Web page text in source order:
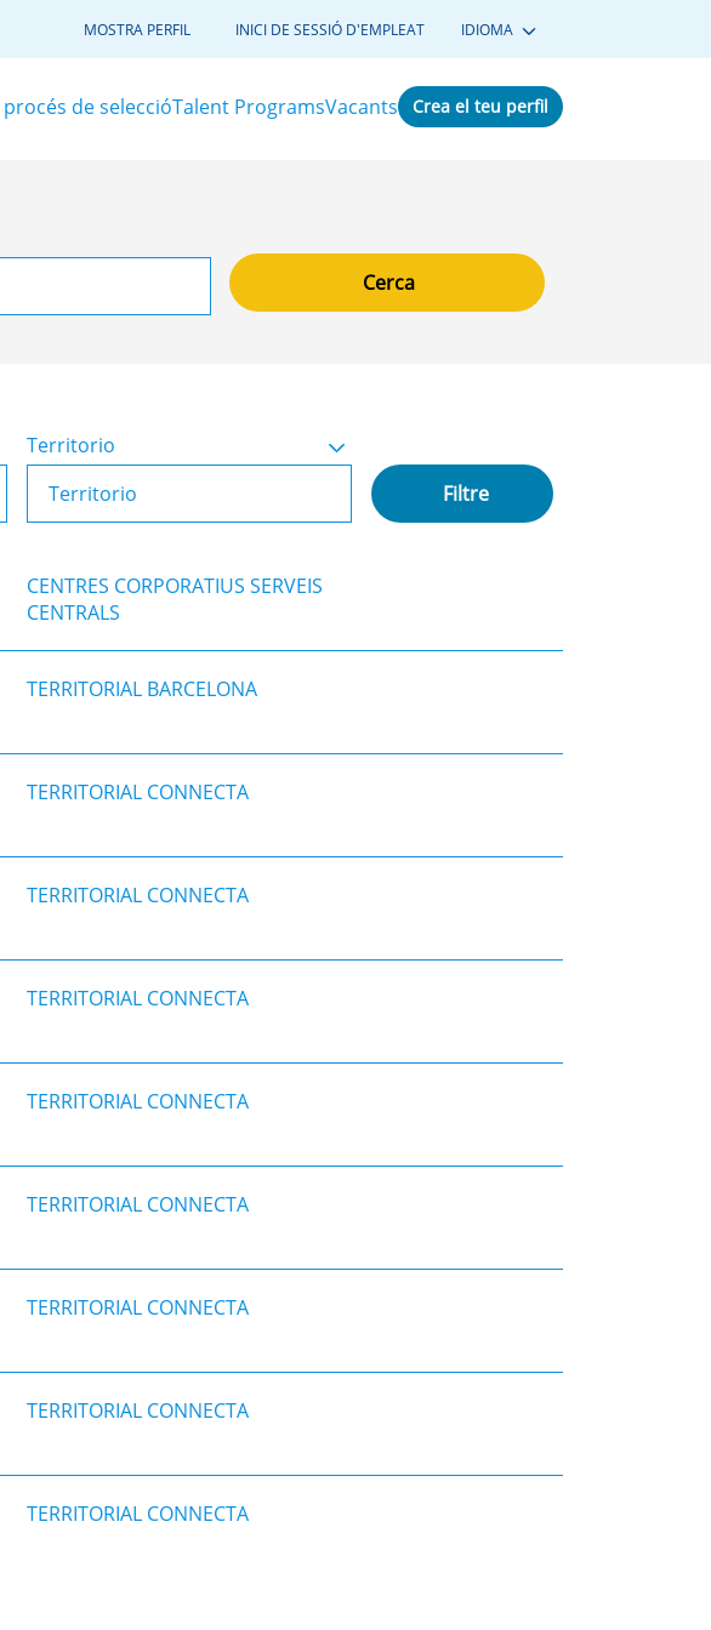
de seleccióTalent ProgramsVacants Crea el teu perfil
IDIOMA
MOSTRA PERFIL INICI DE SESSIÓ D'EMPLEAT
Territorio
CENTRES CORPORATIUS SERVEIS
CENTRALS
TERRITORIAL BARCELONA
TERRITORIAL CONNECTA
TERRITORIAL CONNECTA
TERRITORIAL CONNECTA
TERRITORIAL CONNECTA
TERRITORIAL CONNECTA
TERRITORIAL CONNECTA
TERRITORIAL CONNECTA
TERRITORIAL CONNECTA